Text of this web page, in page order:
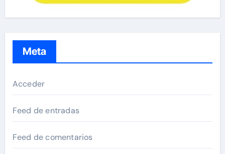
Meta
Acceder
Feed de entradas
Feed de comentarios